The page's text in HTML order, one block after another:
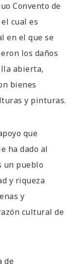
Convento de
cual es
en el que se
los daños
abierta,
bienes
y pinturas.
que
ha dado al
un pueblo
y riqueza
y
cultural de
de